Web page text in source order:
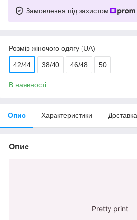
Замовлення під захистом
Розмір жіночого одягу (UA)
42/44 38/40 46/48 50
В наявності
Опис Характеристики Доставка
Опис
Pretty print